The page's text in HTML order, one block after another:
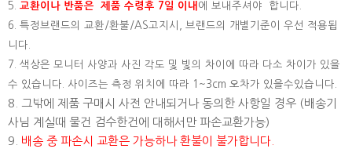
5. 교환이나 반품은 제품 수령후 7일 이내 에 보내주셔야 합니다.
6. 특정브랜드의 교환/환불/AS고지시, 브랜드의 개별기준이 우선 적용됩
니다.
7. 색상은 모니터 사양과 사진 각도 및 빛의 차이에 따라 다소 차이가 있을
수 있습니다. 사이즈는 측정 위치에 따라 1~3cm 오차가 있을수있습니다.
8. 그밖에 제품 구매시 사전 안내되거나 동의한 사항일 경우 (배송기
사님 계실때 물건 검수한건에 대해서만 파손교환가능)
9. 배송 중 파손시 교환은 가능하나 환불이 불가합니다.